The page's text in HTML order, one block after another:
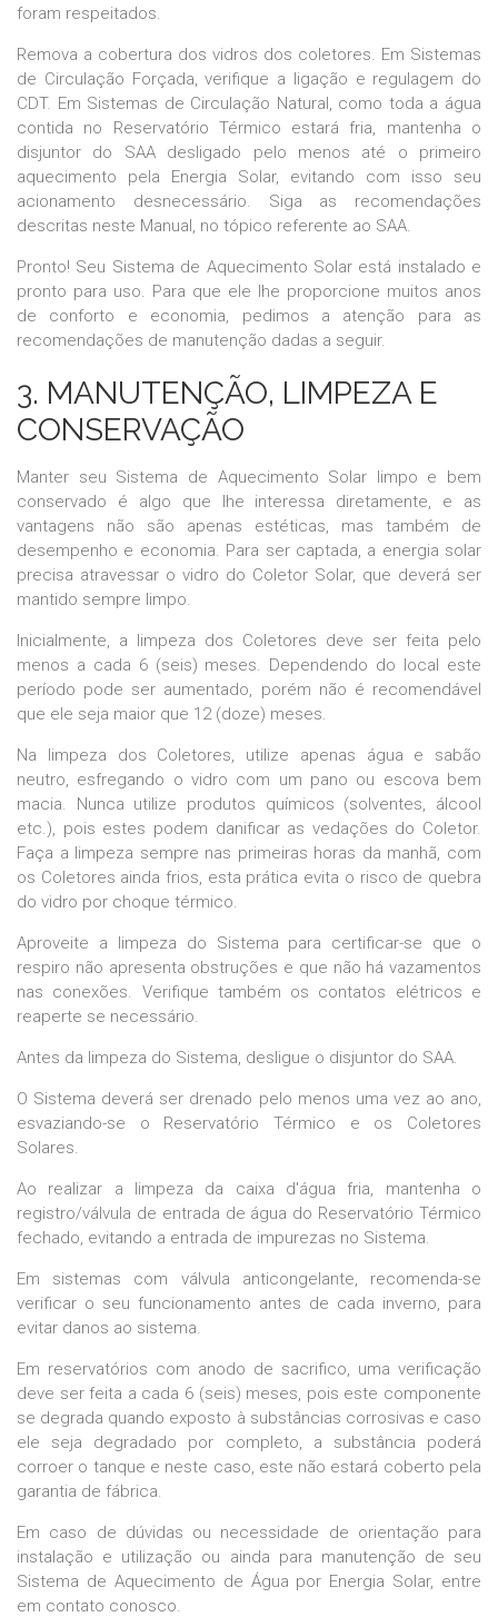
foram respeitados.
Remova a cobertura dos vidros dos coletores. Em Sistemas
de Circulação Forçada, verifique a ligação e regulagem do
CDT. Em Sistemas de Circulação Natural, como toda a água
contida no Reservatório Térmico estará fria, mantenha o
disjuntor do SAA desligado pelo menos até o primeiro
aquecimento pela Energia Solar, evitando com isso seu
acionamento desnecessário. Siga as recomendações
descritas neste Manual, no tópico referente ao SAA.
Pronto! Seu Sistema de Aquecimento Solar está instalado e
pronto para uso. Para que ele lhe proporcione muitos anos
de conforto e economia, pedimos a atenção para as
recomendações de manutenção dadas a seguir.
3. MANUTENÇÃO, LIMPEZA E
CONSERVAÇÃO
Manter seu Sistema de Aquecimento Solar limpo e bem
conservado é algo que lhe interessa diretamente, e as
vantagens não são apenas estéticas, mas também de
desempenho e economia. Para ser captada, a energia solar
precisa atravessar o vidro do Coletor Solar, que deverá ser
mantido sempre limpo.
Inicialmente, a limpeza dos Coletores deve ser feita pelo
menos a cada 6 (seis) meses. Dependendo do local este
período pode ser aumentado, porém não é recomendável
que ele seja maior que 12 (doze) meses.
Na limpeza dos Coletores, utilize apenas água e sabão
neutro, esfregando o vidro com um pano ou escova bem
macia. Nunca utilize produtos químicos (solventes, álcool
etc.), pois estes podem danificar as vedações do Coletor.
Faça a limpeza sempre nas primeiras horas da manhã, com
os Coletores ainda frios, esta prática evita o risco de quebra
do vidro por choque térmico.
Aproveite a limpeza do Sistema para certificar-se que o
respiro não apresenta obstruções e que não há vazamentos
nas conexões. Verifique também os contatos elétricos e
reaperte se necessário.
Antes da limpeza do Sistema, desligue o disjuntor do SAA.
O Sistema deverá ser drenado pelo menos uma vez ao ano,
esvaziando-se o Reservatório Térmico e os Coletores
Solares.
Ao realizar a limpeza da caixa d'água fria, mantenha o
registro/válvula de entrada de água do Reservatório Térmico
fechado, evitando a entrada de impurezas no Sistema.
Em sistemas com válvula anticongelante, recomenda-se
verificar o seu funcionamento antes de cada inverno, para
evitar danos ao sistema.
Em reservatórios com anodo de sacrifico, uma verificação
deve ser feita a cada 6 (seis) meses, pois este componente
se degrada quando exposto à substâncias corrosivas e caso
ele seja degradado por completo, a substância poderá
corroer o tanque e neste caso, este não estará coberto pela
garantia de fábrica.
Em caso de dúvidas ou necessidade de orientação para
instalação e utilização ou ainda para manutenção de seu
Sistema de Aquecimento de Água por Energia Solar, entre
em contato conosco.